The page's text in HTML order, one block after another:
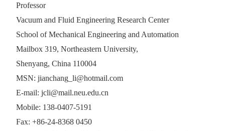
Professor
Vacuum and Fluid Engineering Research Center
School of Mechanical Engineering and Automation
Mailbox 319, Northeastern University,
Shenyang, China 110004
MSN: jianchang_li@hotmail.com
E-mail: jcli@mail.neu.edu.cn
Mobile: 138-0407-5191
Fax: +86-24-8368 0450